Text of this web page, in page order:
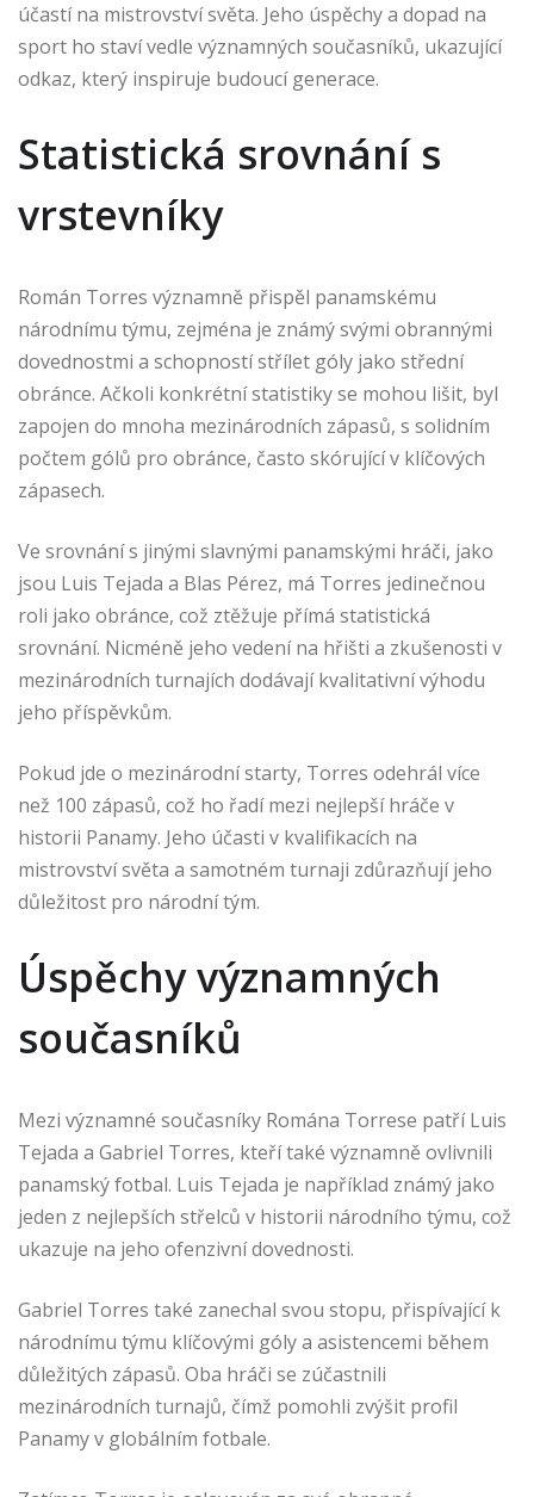
účastí na mistrovství světa. Jeho úspěchy a dopad na
sport ho staví vedle významných současníků, ukazující
odkaz, který inspiruje budoucí generace.
Statistická srovnání s
vrstevníky
Román Torres významně přispěl panamskému
národnímu týmu, zejména je známý svými obrannými
dovednostmi a schopností střílet góly jako střední
obránce. Ačkoli konkrétní statistiky se mohou lišit, byl
zapojen do mnoha mezinárodních zápasů, s solidním
počtem gólů pro obránce, často skórující v klíčových
zápasech.
Ve srovnání s jinými slavnými panamskými hráči, jako
jsou Luis Tejada a Blas Pérez, má Torres jedinečnou
roli jako obránce, což ztěžuje přímá statistická
srovnání. Nicméně jeho vedení na hřišti a zkušenosti v
mezinárodních turnajích dodávají kvalitativní výhodu
jeho příspěvkům.
Pokud jde o mezinárodní starty, Torres odehrál více
než 100 zápasů, což ho řadí mezi nejlepší hráče v
historii Panamy. Jeho účasti v kvalifikacích na
mistrovství světa a samotném turnaji zdůrazňují jeho
důležitost pro národní tým.
Úspěchy významných
současníků
Mezi významné současníky Romána Torrese patří Luis
Tejada a Gabriel Torres, kteří také významně ovlivnili
panamský fotbal. Luis Tejada je například známý jako
jeden z nejlepších střelců v historii národního týmu, což
ukazuje na jeho ofenzivní dovednosti.
Gabriel Torres také zanechal svou stopu, přispívající k
národnímu týmu klíčovými góly a asistencemi během
důležitých zápasů. Oba hráči se zúčastnili
mezinárodních turnajů, čímž pomohli zvýšit profil
Panamy v globálním fotbale.